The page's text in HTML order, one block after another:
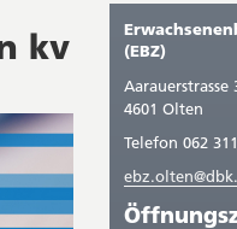
kv
sich
gerade
in:
(EBZ)
Aarauerstrasse
4601 Olten
Telefon 062